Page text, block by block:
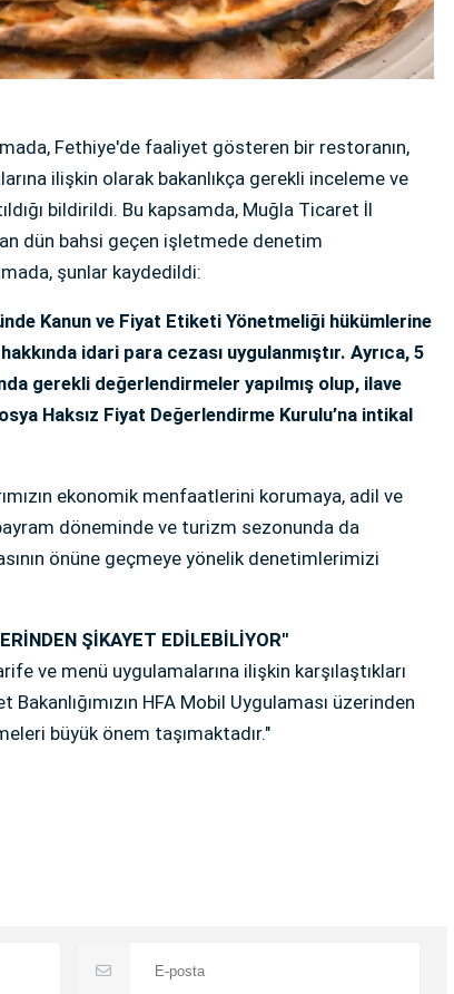
Fethiye'de faaliyet gösteren bir restoranın,
ilişkin olarak bakanlıkça gerekli inceleme ve
bildirildi. Bu kapsamda, Muğla Ticaret İl
dün bahsi geçen işletmede denetim
şunlar kaydedildi:
Kanun ve Fiyat Etiketi Yönetmeliği hükümlerine
idari para cezası uygulanmıştır. Ayrıca, 5
gerekli değerlendirmeler yapılmış olup, ilave
Haksız Fiyat Değerlendirme Kurulu’na intikal
ekonomik menfaatlerini korumaya, adil ve
döneminde ve turizm sezonunda da
önüne geçmeye yönelik denetimlerimizi
ŞİKAYET EDİLEBİLİYOR''
ve menü uygulamalarına ilişkin karşılaştıkları
Bakanlığımızın HFA Mobil Uygulaması üzerinden
büyük önem taşımaktadır."